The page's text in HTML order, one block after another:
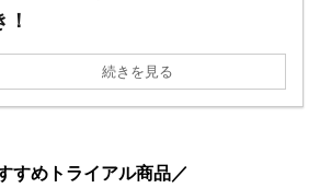
！
続きを見る
すめトライアル商品／